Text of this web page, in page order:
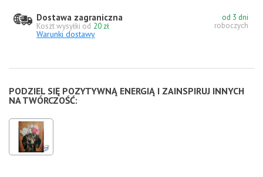
Dostawa zagraniczna
Koszt wysyłki od 20 zł
Warunki dostawy
od 3 dni
roboczych
PODZIEL SIĘ POZYTYWNĄ ENERGIĄ I ZAINSPIRUJ INNYCH
NA TWÓRCZOŚĆ: